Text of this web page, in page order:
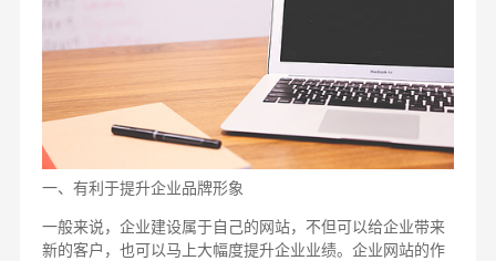
一、有利于提升企业品牌形象
一般来说，企业建设属于自己的网站，不但可以给企业带来
新的客户，也可以马上大幅度提升企业业绩。企业网站的作